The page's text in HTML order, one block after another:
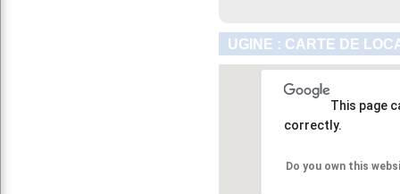
UGINE : CARTE DE
This page
correctly.
Do you own this